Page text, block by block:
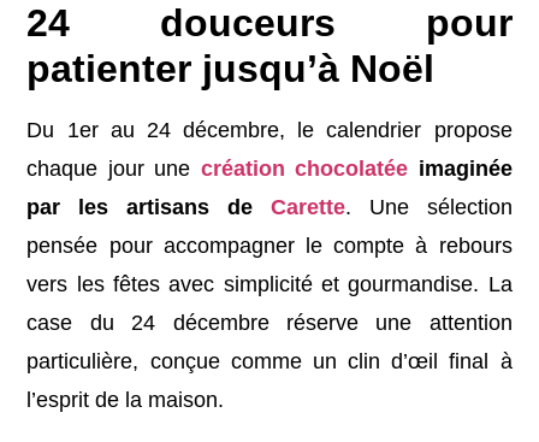
24 douceurs pour
patienter jusqu’à Noël
Du 1er au 24 décembre, le calendrier propose
chaque jour une création chocolatée imaginée
par les artisans de Carette. Une sélection
pensée pour accompagner le compte à rebours
vers les fêtes avec simplicité et gourmandise. La
case du 24 décembre réserve une attention
particulière, conçue comme un clin d’œil final à
l’esprit de la maison.